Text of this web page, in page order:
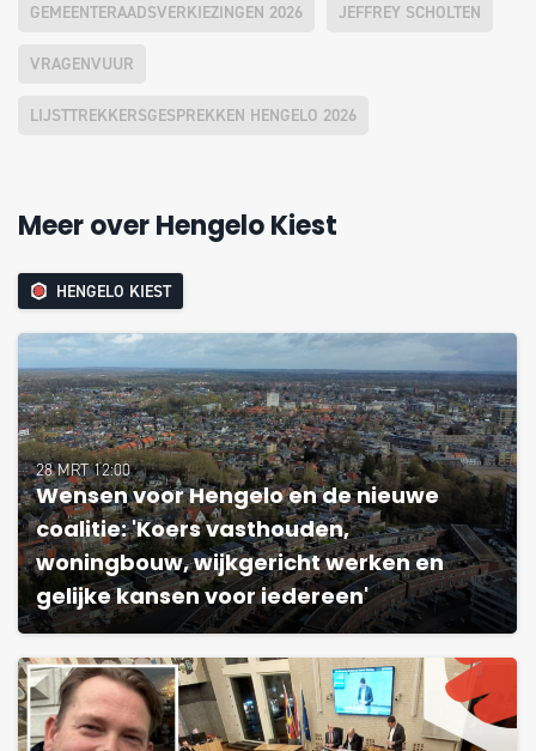
GEMEENTERAADSVERKIEZINGEN 2026 JEFFREY SCHOLTEN
VRAGENVUUR
LIJSTTREKKERSGESPREKKEN HENGELO 2026
Meer over Hengelo Kiest
HENGELO KIEST
28 MRT 12:00
Wensen voor Hengelo en de nieuwe
coalitie: 'Koers vasthouden,
woningbouw, wijkgericht werken en
gelijke kansen voor iedereen'